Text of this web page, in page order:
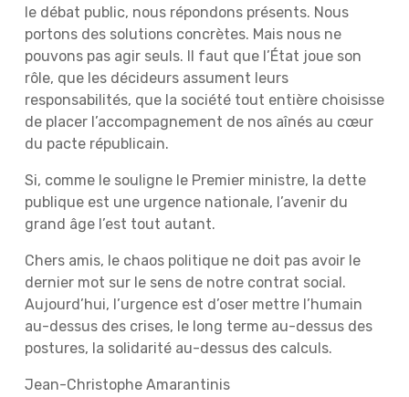
le débat public, nous répondons présents. Nous
portons des solutions concrètes. Mais nous ne
pouvons pas agir seuls. Il faut que l’État joue son
rôle, que les décideurs assument leurs
responsabilités, que la société tout entière choisisse
de placer l’accompagnement de nos aînés au cœur
du pacte républicain.
Si, comme le souligne le Premier ministre, la dette
publique est une urgence nationale, l’avenir du
grand âge l’est tout autant.
Chers amis, le chaos politique ne doit pas avoir le
dernier mot sur le sens de notre contrat social.
Aujourd’hui, l’urgence est d’oser mettre l’humain
au-dessus des crises, le long terme au-dessus des
postures, la solidarité au-dessus des calculs.
Jean-Christophe Amarantinis